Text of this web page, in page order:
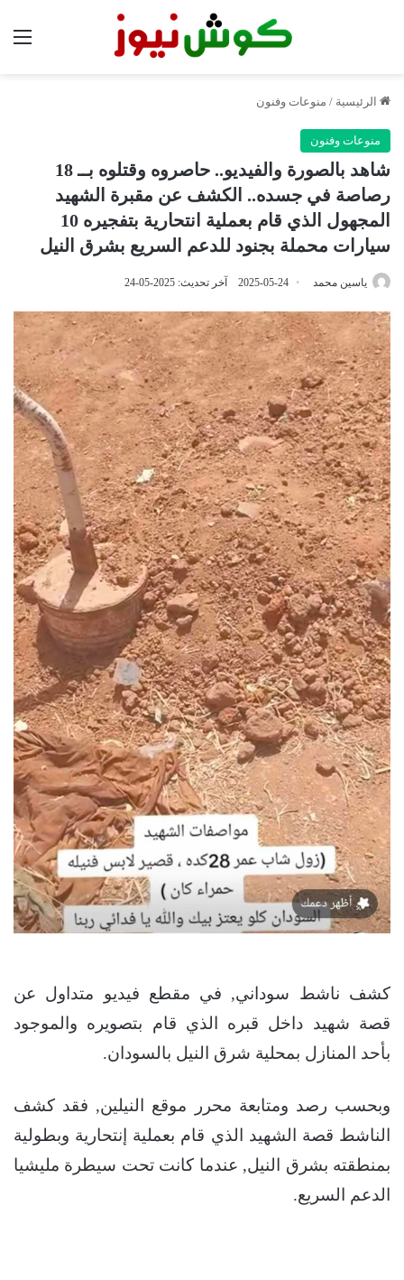
الرئيسية / منوعات وفنون
منوعات وفنون
شاهد بالصورة والفيديو.. حاصروه وقتلوه بــ 18
رصاصة في جسده.. الكشف عن مقبرة الشهيد
المجهول الذي قام بعملية انتحارية بتفجيره 10
سيارات محملة بجنود للدعم السريع بشرق النيل
ياسين محمد 2025-05-24 آخر تحديث: 2025-05-24
كشف ناشط سوداني, في مقطع فيديو متداول عن
قصة شهيد داخل قبره الذي قام بتصويره والموجود
بأحد المنازل بمحلية شرق النيل بالسودان.
وبحسب رصد ومتابعة محرر موقع النيلين, فقد كشف
الناشط قصة الشهيد الذي قام بعملية إنتحارية وبطولية
بمنطقته بشرق النيل, عندما كانت تحت سيطرة مليشيا
الدعم السريع.